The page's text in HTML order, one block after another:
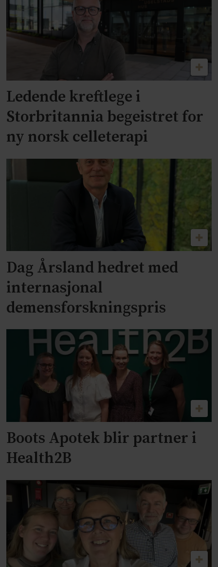
Ledende kreftlege i
Storbritannia begeistret for
ny norsk celleterapi
Dag Årsland hedret med
internasjonal
demensforskningspris
Boots Apotek blir partner i
Health2B